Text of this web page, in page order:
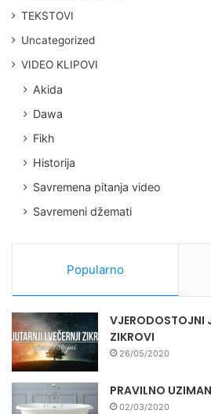
TEKSTOVI
Uncategorized
VIDEO KLIPOVI
Akida
Dawa
Fikh
Historija
Savremena pitanja video
Savremeni džemati
Popularno
VJERODOSTOJNI
ZIKROVI
26/05/2020
PRAVILNO
02/03/2020